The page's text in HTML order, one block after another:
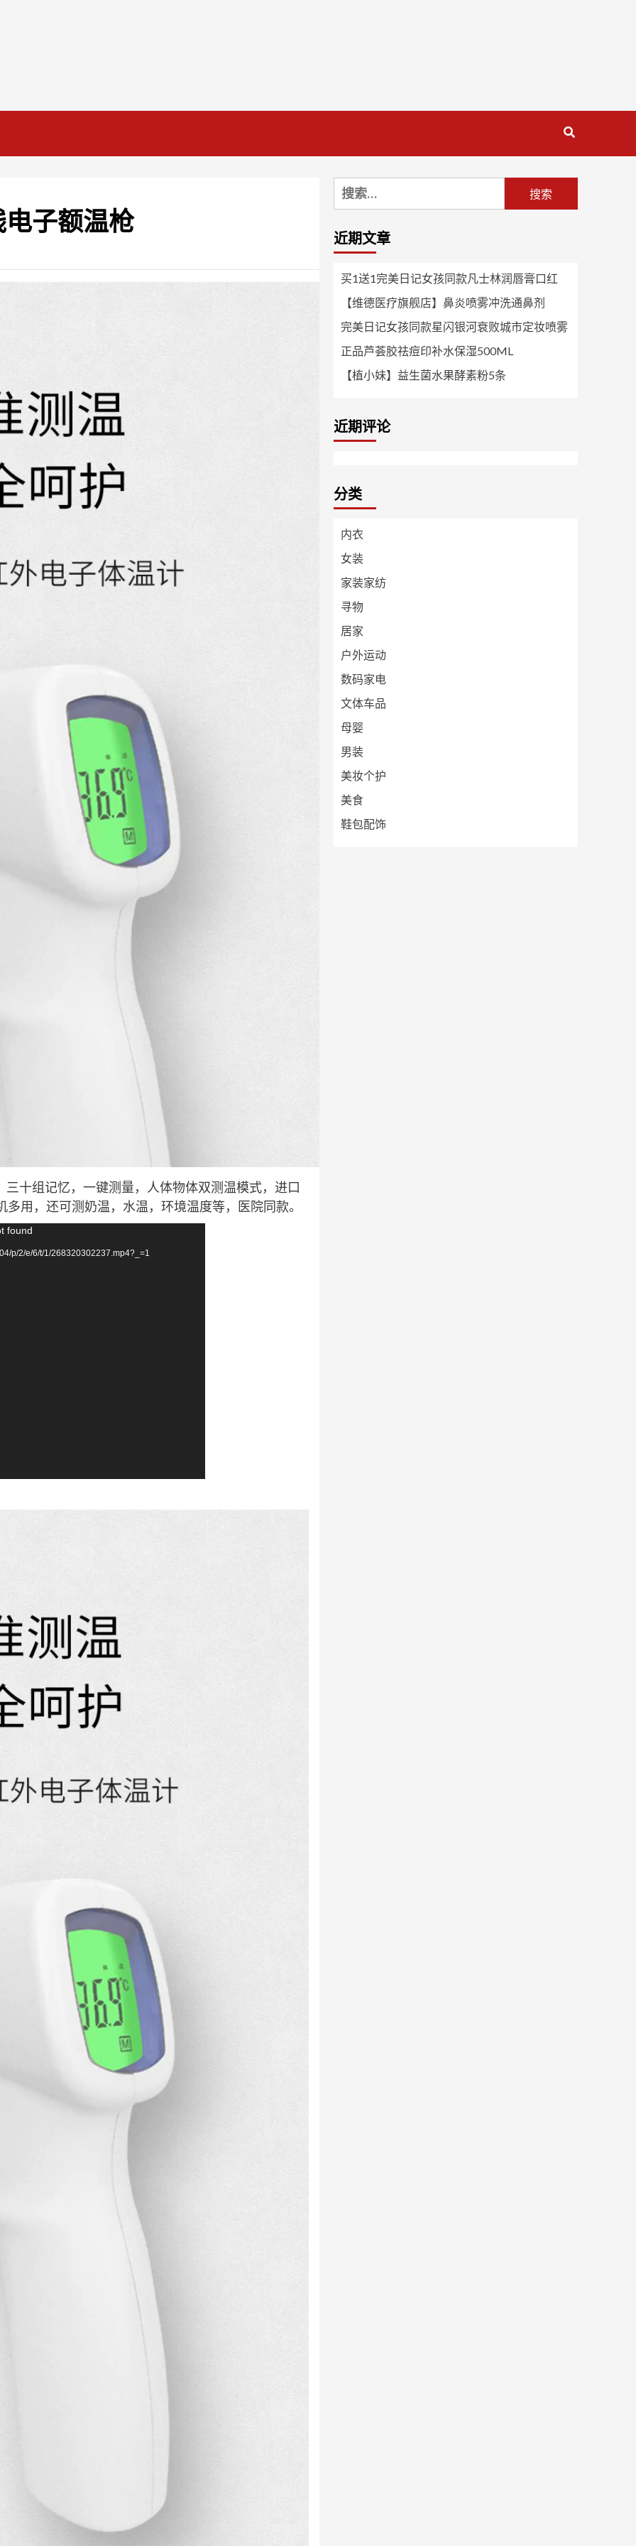
子额温枪
十组记忆，一键测量，人体物体双测温模式，进口
用，还可测奶温，水温，环境温度等，医院同款。
found
p/2/e/6/t/1/268320302237.mp4?_=1
搜
索：
近期文章
买1送1完美日记女孩同款凡士林润唇膏口红
【维德医疗旗舰店】鼻炎喷雾冲洗通鼻剂
完美日记女孩同款星闪银河衰败城市定妆喷雾
正品芦荟胶祛痘印补水保湿500ML
【植小妹】益生菌水果酵素粉5条
近期评论
分类
内衣
女装
家装家纺
寻物
居家
户外运动
数码家电
文体车品
母婴
男装
美妆个护
美食
鞋包配饰